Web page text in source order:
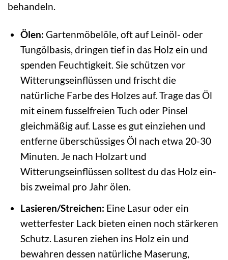
behandeln.
Ölen: Gartenmöbelöle, oft auf Leinöl- oder
Tungölbasis, dringen tief in das Holz ein und
spenden Feuchtigkeit. Sie schützen vor
Witterungseinflüssen und frischt die
natürliche Farbe des Holzes auf. Trage das Öl
mit einem fusselfreien Tuch oder Pinsel
gleichmäßig auf. Lasse es gut einziehen und
entferne überschüssiges Öl nach etwa 20-30
Minuten. Je nach Holzart und
Witterungseinflüssen solltest du das Holz ein-
bis zweimal pro Jahr ölen.
Lasieren/Streichen: Eine Lasur oder ein
wetterfester Lack bieten einen noch stärkeren
Schutz. Lasuren ziehen ins Holz ein und
bewahren dessen natürliche Maserung,